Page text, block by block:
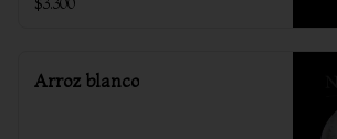
Arroz blanco